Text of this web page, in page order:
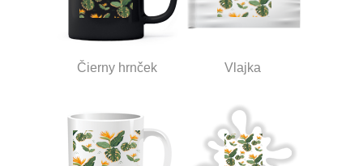
Čierny hrnček Vlajka